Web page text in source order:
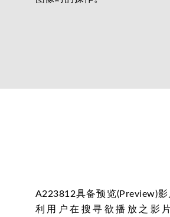
A223812具备预览(Preview)
利用户在搜寻欲播放之影